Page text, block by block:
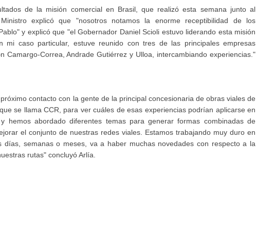
de la misión comercial en Brasil, que realizó esta semana junto al
explicó que "nosotros notamos la enorme receptibilidad de los
y explicó que "el Gobernador Daniel Scioli estuvo liderando esta misión
mi caso particular, estuve reunido con tres de las principales empresas
Camargo-Correa, Andrade Gutiérrez y Ulloa, intercambiando experiencias."
contacto con la gente de la principal concesionaria de obras viales de
se llama CCR, para ver cuáles de esas experiencias podrían aplicarse en
hemos abordado diferentes temas para generar formas combinadas de
el conjunto de nuestras redes viales. Estamos trabajando muy duro en
días, semanas o meses, va a haber muchas novedades con respecto a la
rutas" concluyó Arlía.